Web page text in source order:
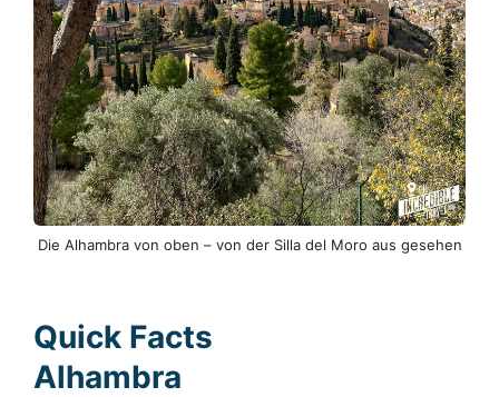
Die Alhambra von oben – von der Silla del Moro aus gesehen
Quick Facts
Alhambra